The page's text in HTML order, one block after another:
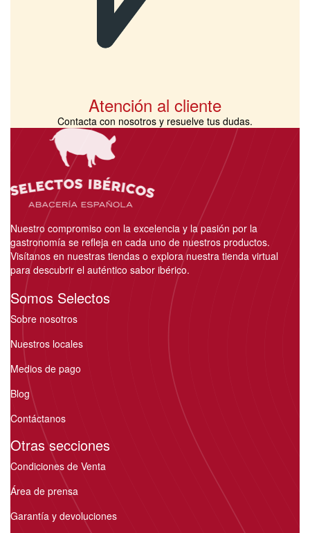
Atención al cliente
Contacta con nosotros y resuelve tus dudas.
Nuestro compromiso con la excelencia y la pasión por la
gastronomía se refleja en cada uno de nuestros productos.
Visítanos en nuestras tiendas o explora nuestra tienda virtual
para descubrir el auténtico sabor ibérico.
Somos Selectos
Sobre nosotros
Nuestros locales
Medios de pago
Blog
Contáctanos
Otras secciones
Condiciones de Venta
Área de prensa
Garantía y devoluciones